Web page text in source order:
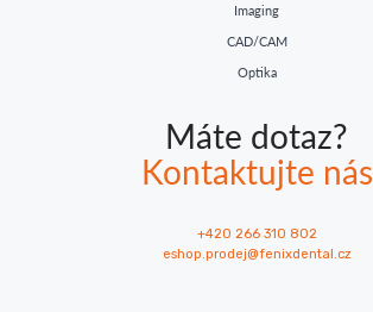
Imaging
CAD/CAM
Optika
Máte dotaz?
Kontaktujte nás
+420 266 310 802
eshop.prodej@fenixdental.cz